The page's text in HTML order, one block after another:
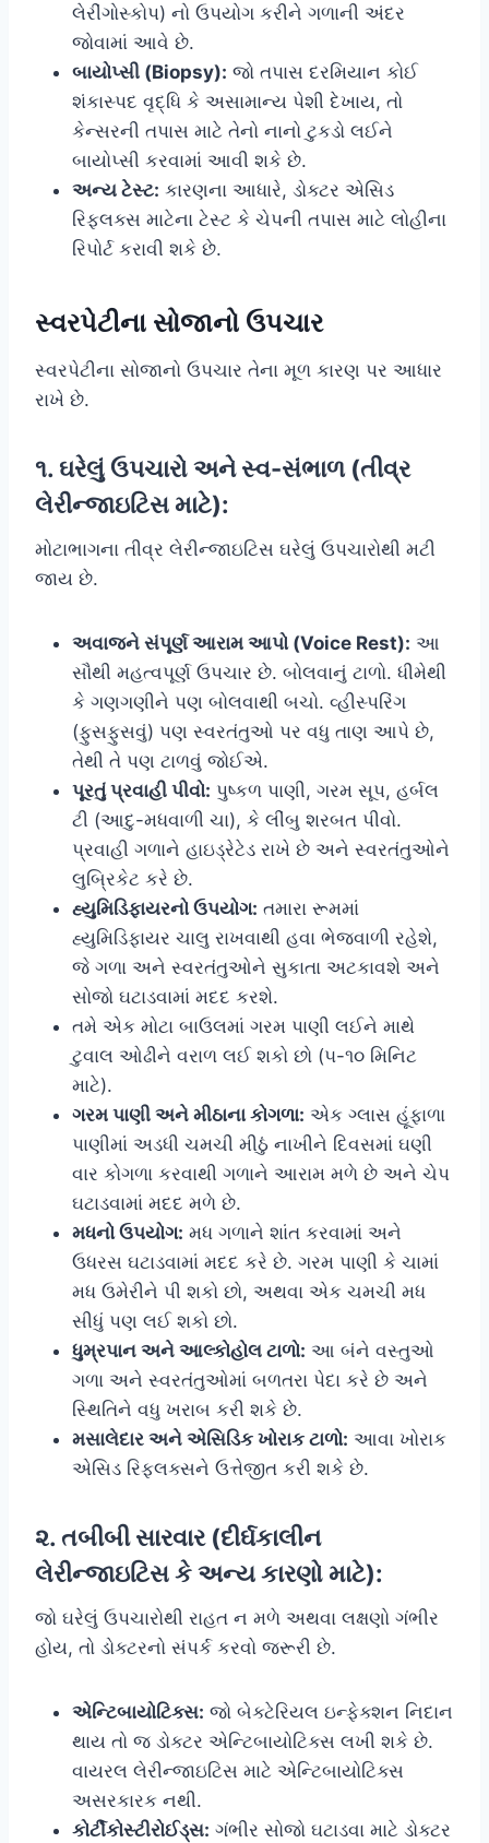
લેરીંગોસ્કોપ) નો ઉપયોગ કરીને ગળાની અંદર
જોવામાં આવે છે.
બાયોપ્સી (Biopsy): જો તપાસ દરમિયાન કોઈ
શંકાસ્પદ વૃદ્ધિ કે અસામાન્ય પેશી દેખાય, તો
કેન્સરની તપાસ માટે તેનો નાનો ટુકડો લઈને
બાયોપ્સી કરવામાં આવી શકે છે.
અન્ય ટેસ્ટ: કારણના આધારે, ડોક્ટર એસિડ
રિફ્લક્સ માટેના ટેસ્ટ કે ચેપની તપાસ માટે લોહીના
રિપોર્ટ કરાવી શકે છે.
સ્વરપેટીના સોજાનો ઉપચાર
સ્વરપેટીના સોજાનો ઉપચાર તેના મૂળ કારણ પર આધાર
રાખે છે.
૧. ઘરેલું ઉપચારો અને સ્વ-સંભાળ (તીવ્ર
લેરીન્જાઇટિસ માટે):
મોટાભાગના તીવ્ર લેરીન્જાઇટિસ ઘરેલું ઉપચારોથી મટી
જાય છે.
અવાજને સંપૂર્ણ આરામ આપો (Voice Rest): આ
સૌથી મહત્વપૂર્ણ ઉપચાર છે. બોલવાનું ટાળો. ધીમેથી
કે ગણગણીને પણ બોલવાથી બચો. વ્હીસ્પરિંગ
(ફુસફુસવું) પણ સ્વરતંતુઓ પર વધુ તાણ આપે છે,
તેથી તે પણ ટાળવું જોઈએ.
પૂરતું પ્રવાહી પીવો: પુષ્કળ પાણી, ગરમ સૂપ, હર્બલ
ટી (આદુ-મધવાળી ચા), કે લીંબુ શરબત પીવો.
પ્રવાહી ગળાને હાઇડ્રેટેડ રાખે છે અને સ્વરતંતુઓને
લુબ્રિકેટ કરે છે.
હ્યુમિડિફાયરનો ઉપયોગ: તમારા રૂમમાં
હ્યુમિડિફાયર ચાલુ રાખવાથી હવા ભેજવાળી રહેશે,
જે ગળા અને સ્વરતંતુઓને સુકાતા અટકાવશે અને
સોજો ઘટાડવામાં મદદ કરશે.
તમે એક મોટા બાઉલમાં ગરમ પાણી લઈને માથે
ટુવાલ ઓઢીને વરાળ લઈ શકો છો (૫-૧૦ મિનિટ
માટે).
ગરમ પાણી અને મીઠાના કોગળા: એક ગ્લાસ હૂંફાળા
પાણીમાં અડધી ચમચી મીઠું નાખીને દિવસમાં ઘણી
વાર કોગળા કરવાથી ગળાને આરામ મળે છે અને ચેપ
ઘટાડવામાં મદદ મળે છે.
મધનો ઉપયોગ: મધ ગળાને શાંત કરવામાં અને
ઉધરસ ઘટાડવામાં મદદ કરે છે. ગરમ પાણી કે ચામાં
મધ ઉમેરીને પી શકો છો, અથવા એક ચમચી મધ
સીધું પણ લઈ શકો છો.
ધુમ્રપાન અને આલ્કોહોલ ટાળો: આ બંને વસ્તુઓ
ગળા અને સ્વરતંતુઓમાં બળતરા પેદા કરે છે અને
સ્થિતિને વધુ ખરાબ કરી શકે છે.
મસાલેદાર અને એસિડિક ખોરાક ટાળો: આવા ખોરાક
એસિડ રિફ્લક્સને ઉત્તેજીત કરી શકે છે.
૨. તબીબી સારવાર (દીર્ઘકાલીન
લેરીન્જાઇટિસ કે અન્ય કારણો માટે):
જો ઘરેલું ઉપચારોથી રાહત ન મળે અથવા લક્ષણો ગંભીર
હોય, તો ડોક્ટરનો સંપર્ક કરવો જરૂરી છે.
એન્ટિબાયોટિક્સ: જો બેક્ટેરિયલ ઇન્ફેક્શન નિદાન
થાય તો જ ડોક્ટર એન્ટિબાયોટિક્સ લખી શકે છે.
વાયરલ લેરીન્જાઇટિસ માટે એન્ટિબાયોટિક્સ
અસરકારક નથી.
કોર્ટીકોસ્ટીરોઈડ્સ: ગંભીર સોજો ઘટાડવા માટે ડોક્ટર